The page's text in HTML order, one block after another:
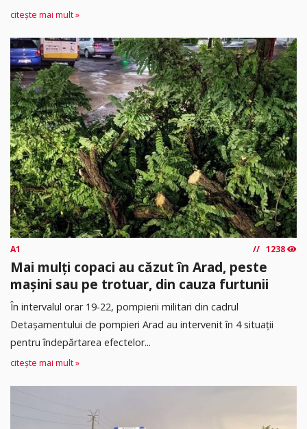
citește mai mult »
A1 1238
Mai mulți copaci au căzut în Arad, peste
mașini sau pe trotuar, din cauza furtunii
În intervalul orar 19-22, pompierii militari din cadrul
Detașamentului de pompieri Arad au intervenit în 4 situații
pentru îndepărtarea efectelor...
citește mai mult »